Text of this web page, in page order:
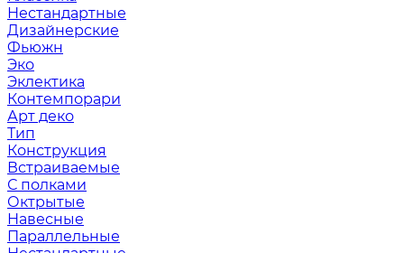
Нестандартные
Дизайнерские
Фьюжн
Эко
Эклектика
Контемпорари
Арт деко
Тип
Конструкция
Встраиваемые
С полками
Октрытые
Навесные
Параллельные